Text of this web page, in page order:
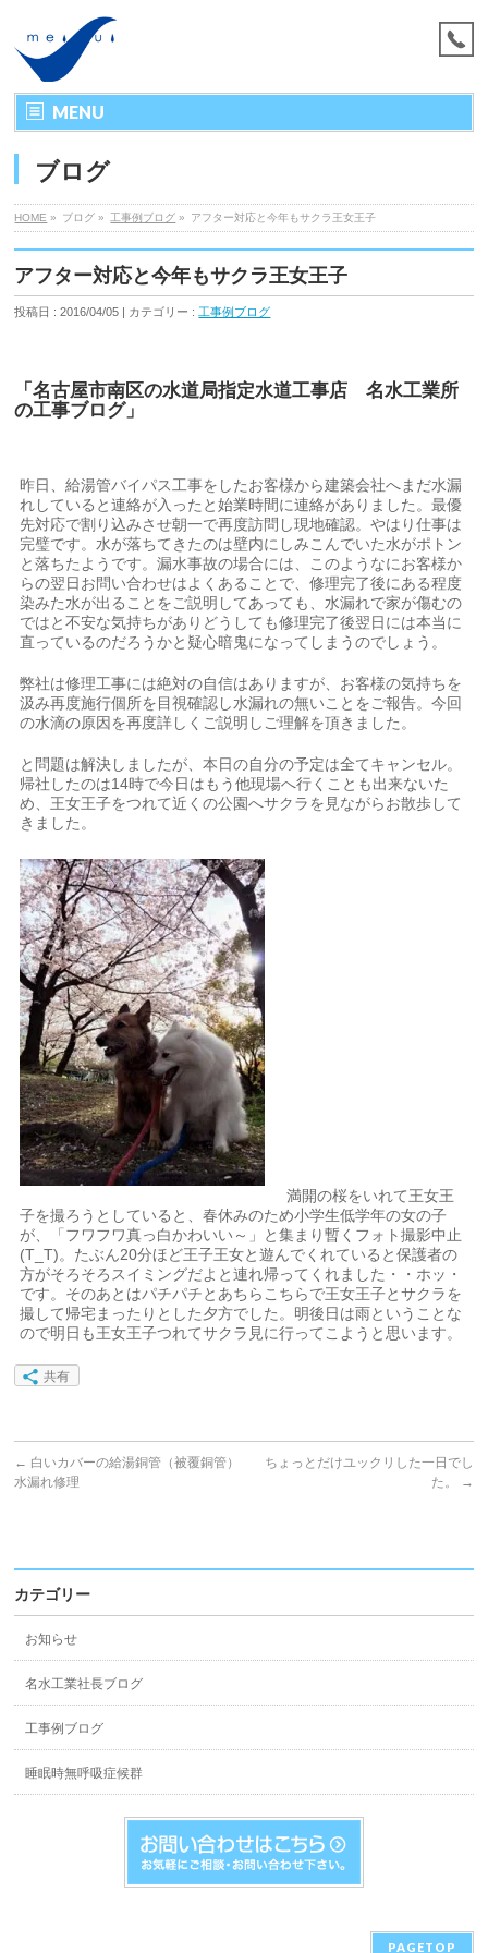
MENU
ブログ
HOME » ブログ » 工事例ブログ » アフター対応と今年もサクラ王女王子
アフター対応と今年もサクラ王女王子
投稿日 : 2016/04/05 | カテゴリー : 工事例ブログ
「名古屋市南区の水道局指定水道工事店 名水工業所
の工事ブログ」
昨日、給湯管バイパス工事をしたお客様から建築会社へまだ水漏
れしていると連絡が入ったと始業時間に連絡がありました。最優
先対応で割り込みさせ朝一で再度訪問し現地確認。やはり仕事は
完璧です。水が落ちてきたのは壁内にしみこんでいた水がポトン
と落ちたようです。漏水事故の場合には、このようなにお客様か
らの翌日お問い合わせはよくあることで、修理完了後にある程度
染みた水が出ることをご説明してあっても、水漏れで家が傷むの
ではと不安な気持ちがありどうしても修理完了後翌日には本当に
直っているのだろうかと疑心暗鬼になってしまうのでしょう。
弊社は修理工事には絶対の自信はありますが、お客様の気持ちを
汲み再度施行個所を目視確認し水漏れの無いことをご報告。今回
の水滴の原因を再度詳しくご説明しご理解を頂きました。
と問題は解決しましたが、本日の自分の予定は全てキャンセル。
帰社したのは14時で今日はもう他現場へ行くことも出来ないた
め、王女王子をつれて近くの公園へサクラを見ながらお散歩して
きました。
満開の桜をいれて王女王
子を撮ろうとしていると、春休みのため小学生低学年の女の子
が、「フワフワ真っ白かわいい～」と集まり暫くフォト撮影中止
(T_T)。たぶん20分ほど王子王女と遊んでくれていると保護者の
方がそろそろスイミングだよと連れ帰ってくれました・・ホッ・
です。そのあとはパチパチとあちらこちらで王女王子とサクラを
撮して帰宅まったりとした夕方でした。明後日は雨ということな
ので明日も王女王子つれてサクラ見に行ってこようと思います。
共有
← 白いカバーの給湯銅管（被覆銅管）
水漏れ修理
ちょっとだけユックリした一日でし
た。
→
カテゴリー
お知らせ
名水工業社長ブログ
工事例ブログ
睡眠時無呼吸症候群
PAGETOP